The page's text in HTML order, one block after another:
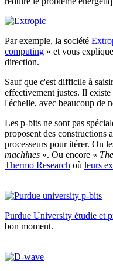
Par exemple, la société
computing » et vous
direction.
Sauf que c'est difficile à
effectivement justes. Il
l'échelle, avec beaucoup de
Les p-bits ne sont pas
proposent des constructions
processeurs pour itérer. On
machines ». Ou encore «
Thermo Research où leurs
Purdue University étudie et
bon moment.